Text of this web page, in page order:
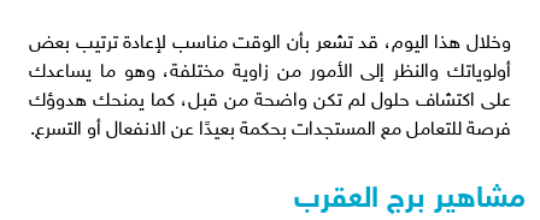
وخلال هذا اليوم، قد تشعر بأن الوقت مناسب لإعادة ترتيب بعض
أولوياتك والنظر إلى الأمور من زاوية مختلفة، وهو ما يساعدك
على اكتشاف حلول لم تكن واضحة من قبل، كما يمنحك هدوؤك
فرصة للتعامل مع المستجدات بحكمة بعيدًا عن الانفعال أو التسرع.
مشاهير برج العقرب